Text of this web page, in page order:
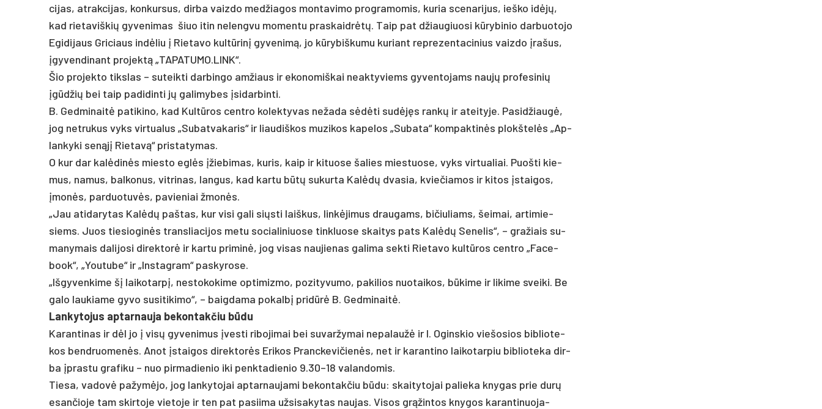
ci­jas, at­rak­ci­jas, kon­kur­sus, dir­ba vaiz­do med­žia­gos mon­ta­vi­mo pro­gra­mo­mis, ku­ria sce­na­ri­jus, ieš­ko idėjų,
kad rie­ta­viš­kių gy­ve­ni­mas šiuo itin ne­leng­vu mo­men­tu pra­skaidrėtų. Taip pat džiau­giuo­si kūry­bi­nio dar­buo­to­jo
Egi­di­jaus Gri­ciaus indė­liu į Rie­ta­vo kultū­rinį gy­ve­nimą, jo kūry­biš­ku­mu ku­riant rep­re­zen­ta­ci­nius vaizdo įrašus,
įgy­ven­di­nant pro­jektą „TA­PA­TU­MO.LINK“.
Šio pro­jek­to tiks­las – su­teik­ti dar­bin­go am­žiaus ir eko­no­miš­kai neak­ty­viems gy­ven­to­jams naujų pro­fe­si­nių
įgūdžių bei taip pa­di­din­ti jų ga­li­my­bes įsi­dar­bin­ti.
B. Ged­mi­naitė pa­ti­ki­no, kad Kultū­ros cent­ro ko­lek­ty­vas ne­ža­da sėdėti su­dėjęs rankų ir atei­ty­je. Pa­sid­žiaugė,
jog ne­tru­kus vyks vir­tua­lus „Su­bat­va­ka­ris“ ir liau­diš­kos mu­zi­kos ka­pe­los „Su­ba­ta“ kom­pak­tinės plokš­telės „Ap­
lan­ky­ki senąjį Rie­tavą“ pri­sta­ty­mas.
O kur dar kalė­dinės mies­to eglės įžie­bi­mas, ku­ris, kaip ir ki­tuo­se ša­lies mies­tuo­se, vyks vir­tua­liai. Puoš­ti kie­
mus, na­mus, bal­ko­nus, vit­ri­nas, lan­gus, kad kar­tu būtų su­kur­ta Kalėdų dva­sia, kvie­čia­mos ir ki­tos įstai­gos,
įmonės, par­duo­tuvės, pa­vie­niai žmonės.
„Jau ati­da­ry­tas Kalėdų pa­štas, kur vi­si ga­li siųs­ti laiš­kus, linkė­ji­mus drau­gams, bi­čiu­liams, šei­mai, ar­ti­mie­
siems. Juos tie­sio­ginės trans­lia­ci­jos me­tu so­cia­li­niuo­se tink­luo­se skai­tys pa­ts Kalėdų Se­ne­lis“, – gra­žiais su­
ma­ny­mais da­li­jo­si di­rek­torė ir kar­tu pri­minė, jog vi­sas nau­jie­nas ga­li­ma sek­ti Rie­ta­vo kultū­ros cent­ro „Fa­ce­
book“, „You­tu­be“ ir „Ins­tag­ram“ pa­sky­ro­se.
„Iš­gy­ven­ki­me šį lai­ko­tarpį, ne­sto­ko­ki­me op­ti­miz­mo, po­zi­ty­vu­mo, pa­ki­lios nuo­tai­kos, būki­me ir li­ki­me svei­ki. Be
ga­lo lau­kia­me gy­vo su­si­ti­ki­mo“, – baig­da­ma po­kalbį pri­dūrė B. Ged­mi­naitė.
Lan­ky­to­jus ap­tar­nau­ja be­kon­tak­čiu būdu
Ka­ran­ti­nas ir dėl jo į visų gy­ve­ni­mus įves­ti ri­bo­ji­mai bei su­var­žy­mai ne­pa­laužė ir I. Ogins­kio vie­šo­sios bib­lio­te­
kos bend­ruo­menės. Anot įstai­gos di­rek­torės Eri­kos Pranc­ke­vi­čienės, net ir ka­ran­ti­no lai­ko­tar­piu bib­lio­te­ka dir­
ba įpras­tu gra­fi­ku – nuo pir­ma­die­nio iki penk­ta­die­nio 9.30–18 valandomis.
Tie­sa, va­dovė pa­žymė­jo, jog lan­ky­to­jai ap­tar­nau­ja­mi be­kon­tak­čiu būdu: skai­ty­to­jai pa­lie­ka kny­gas prie durų
esan­čio­je tam skir­to­je vie­to­je ir ten pat pa­sii­ma už­si­sa­ky­tas nau­jas. Vi­sos grąžin­tos kny­gos ka­ran­ti­nuo­ja­